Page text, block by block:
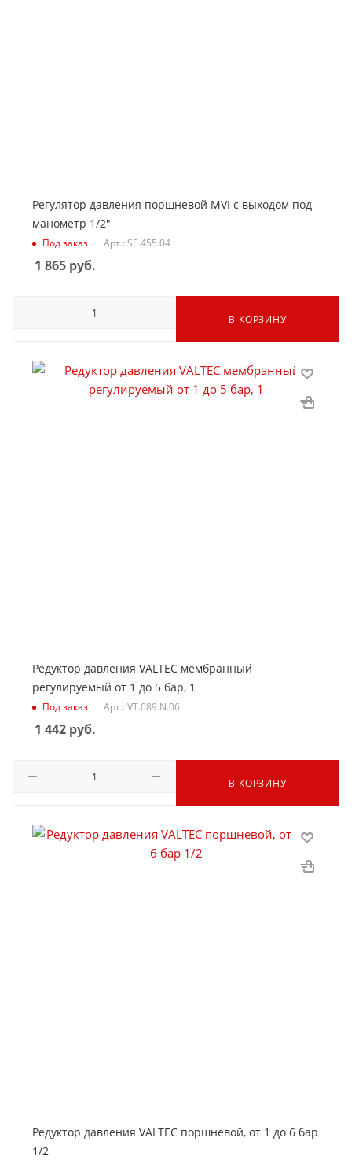
Регулятор давления поршневой MVI с выходом под
манометр 1/2"
Под заказ Арт.: SE.455.04
1 865 руб.
В КОРЗИНУ
Редуктор давления VALTEC мембранный
регулируемый от 1 до 5 бар, 1
Под заказ Арт.: VT.089.N.06
1 442 руб.
В КОРЗИНУ
Редуктор давления VALTEC поршневой, от 1 до 6 бар
1/2